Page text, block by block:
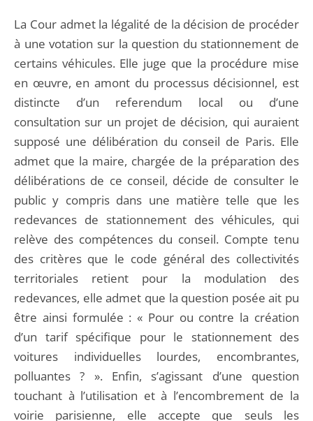
La Cour admet la légalité de la décision de procéder
à une votation sur la question du stationnement de
certains véhicules. Elle juge que la procédure mise
en œuvre, en amont du processus décisionnel, est
distincte d’un referendum local ou d’une
consultation sur un projet de décision, qui auraient
supposé une délibération du conseil de Paris. Elle
admet que la maire, chargée de la préparation des
délibérations de ce conseil, décide de consulter le
public y compris dans une matière telle que les
redevances de stationnement des véhicules, qui
relève des compétences du conseil. Compte tenu
des critères que le code général des collectivités
territoriales retient pour la modulation des
redevances, elle admet que la question posée ait pu
être ainsi formulée : « Pour ou contre la création
d’un tarif spécifique pour le stationnement des
voitures individuelles lourdes, encombrantes,
polluantes ? ». Enfin, s’agissant d’une question
touchant à l’utilisation et à l’encombrement de la
voirie parisienne, elle accepte que seuls les